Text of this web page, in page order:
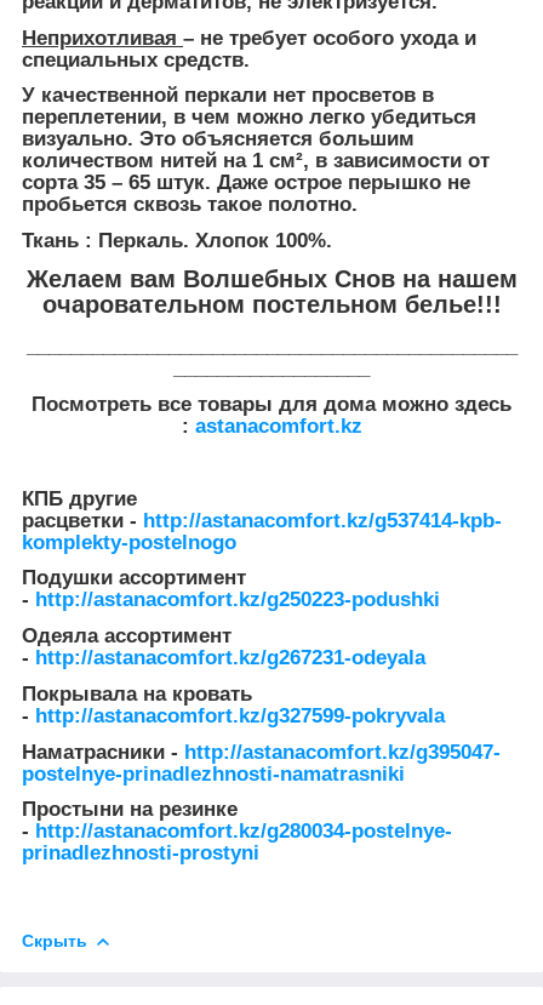
Неприхотливая – не требует особого ухода и
специальных средств.
У качественной перкали нет просветов в
переплетении, в чем можно легко убедиться
визуально. Это объясняется большим
количеством нитей на 1 см², в зависимости от
сорта 35 – 65 штук. Даже острое перышко не
пробьется сквозь такое полотно.
Ткань : Перкаль. Хлопок 100%.
Желаем вам Волшебных Снов на нашем
очаровательном постельном белье!!!
Посмотреть все товары для дома можно здесь
: astanacomfort.kz
КПБ другие
расцветки - http://astanacomfort.kz/g537414-kpb-
komplekty-postelnogo
Подушки ассортимент
- http://astanacomfort.kz/g250223-podushki
Одеяла ассортимент
- http://astanacomfort.kz/g267231-odeyala
Покрывала на кровать
- http://astanacomfort.kz/g327599-pokryvala
Наматрасники - http://astanacomfort.kz/g395047-
postelnye-prinadlezhnosti-namatrasniki
Простыни на резинке
- http://astanacomfort.kz/g280034-postelnye-
prinadlezhnosti-prostyni
Скрыть